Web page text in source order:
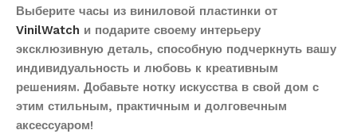
Выберите часы из виниловой пластинки от
VinilWatch и подарите своему интерьеру
эксклюзивную деталь, способную подчеркнуть вашу
индивидуальность и любовь к креативным
решениям. Добавьте нотку искусства в свой дом с
этим стильным, практичным и долговечным
аксессуаром!